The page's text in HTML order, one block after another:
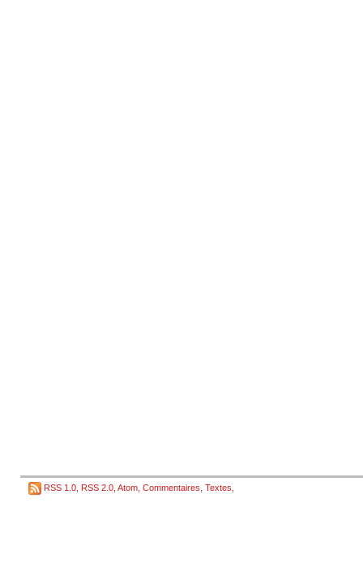
RSS 1.0 RSS 2.0 Atom Commentaires Textes